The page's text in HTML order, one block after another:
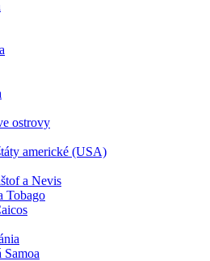
ostrovy
americké (USA)
a Nevis
Tobago